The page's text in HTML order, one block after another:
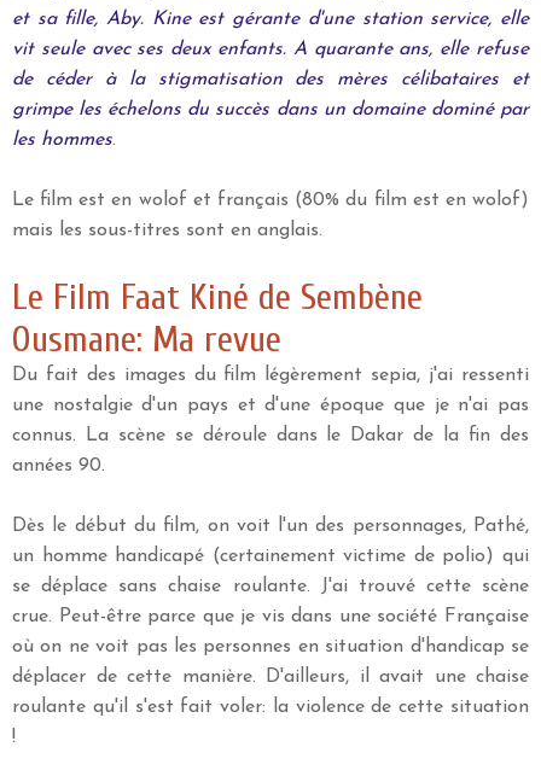
et sa fille, Aby. Kine est gérante d'une station service, elle
vit seule avec ses deux enfants. A quarante ans, elle refuse
de céder à la stigmatisation des mères célibataires et
grimpe les échelons du succès dans un domaine dominé par
les hommes.
Le film est en wolof et français (80% du film est en wolof)
mais les sous-titres sont en anglais.
Le Film Faat Kiné de Sembène
Ousmane: Ma revue
Du fait des images du film légèrement sepia, j'ai ressenti
une nostalgie d'un pays et d'une époque que je n'ai pas
connus. La scène se déroule dans le Dakar de la fin des
années 90.
Dès le début du film, on voit l'un des personnages, Pathé,
un homme handicapé (certainement victime de polio) qui
se déplace sans chaise roulante. J'ai trouvé cette scène
crue. Peut-être parce que je vis dans une société Française
où on ne voit pas les personnes en situation d'handicap se
déplacer de cette manière. D'ailleurs, il avait une chaise
roulante qu'il s'est fait voler: la violence de cette situation
!